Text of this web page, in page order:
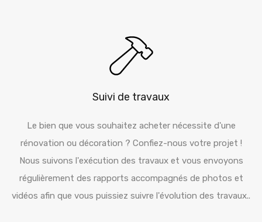
Suivi de travaux
Le bien que vous souhaitez acheter nécessite d'une
rénovation ou décoration ? Confiez-nous votre projet !
Nous suivons l'exécution des travaux et vous envoyons
régulièrement des rapports accompagnés de photos et
vidéos afin que vous puissiez suivre l'évolution des travaux..